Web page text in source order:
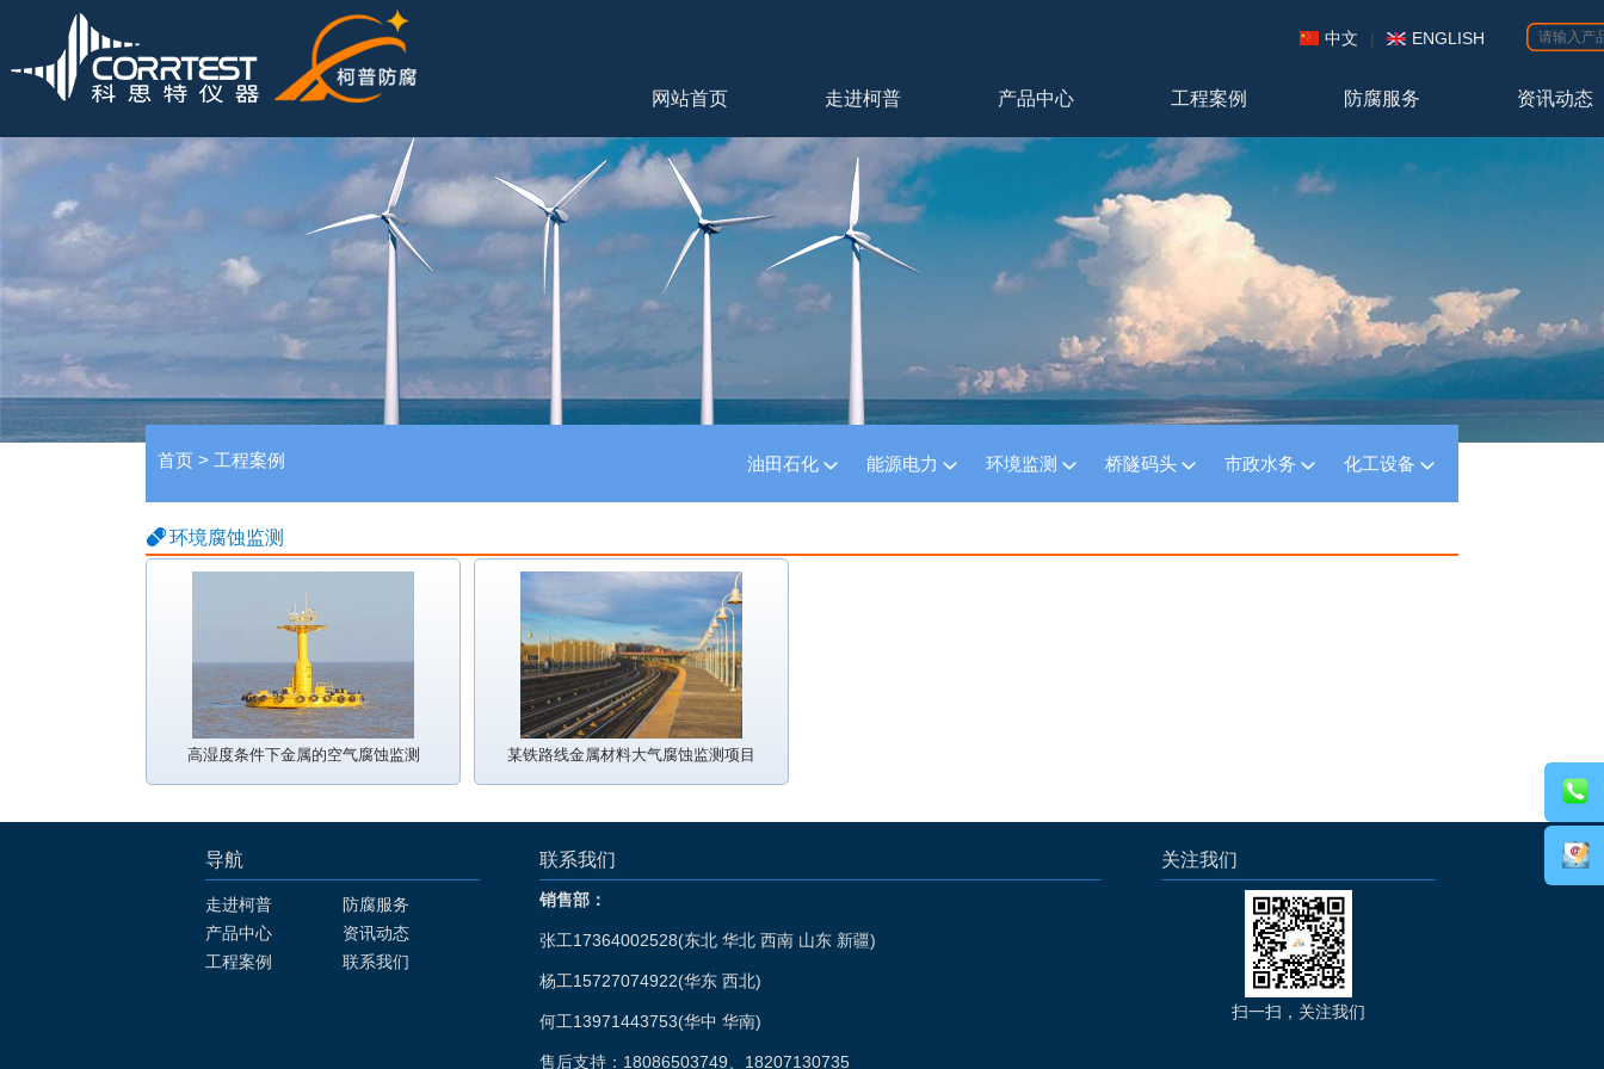
中文 | ENGLISH
网站首页 走进柯普 产品中心 工程案例 防腐服务 资讯动态
首页 > 工程案例 油田石化 能源电力 环境监测 桥隧码头 市政水务 化工设备
环境腐蚀监测
高湿度条件下金属的空气腐蚀监测 某铁路线金属材料大气腐蚀监测项目
导航
走进柯普
产品中心
工程案例
防腐服务
资讯动态
联系我们
联系我们
销售部：
张工17364002528(东北 华北 西南 山东 新疆)
杨工15727074922(华东 西北)
何工13971443753(华中 华南)
售后支持：18086503749、18207130735
关注我们
扫一扫，关注我们